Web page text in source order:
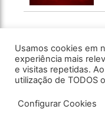
Usamos cookies em
experiência mais
e visitas repetidas.
utilização de TODOS
Configurar Cookies